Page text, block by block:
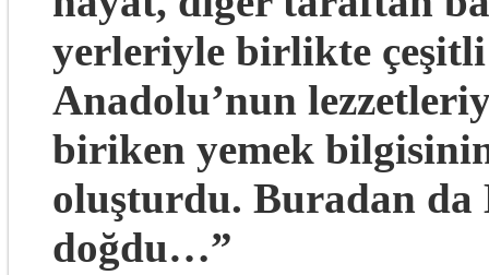
yerleriyle birlikte
Anadolu’nun
biriken yemek
oluşturdu. Buradan
doğdu…”